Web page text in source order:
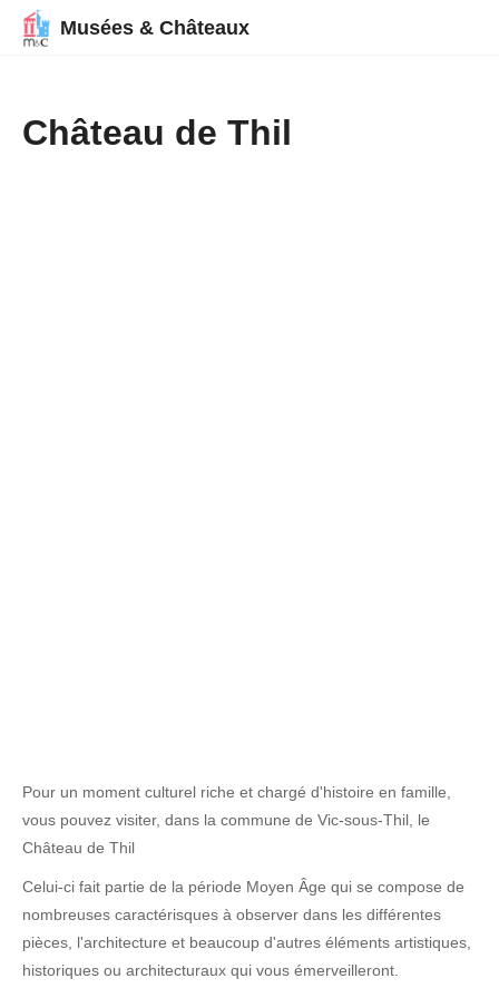
Musées & Châteaux
Château de Thil
Pour un moment culturel riche et chargé d'histoire en famille,
vous pouvez visiter, dans la commune de Vic-sous-Thil, le
Château de Thil
Celui-ci fait partie de la période Moyen Âge qui se compose de
nombreuses caractérisques à observer dans les différentes
pièces, l'architecture et beaucoup d'autres éléments artistiques,
historiques ou architecturaux qui vous émerveilleront.